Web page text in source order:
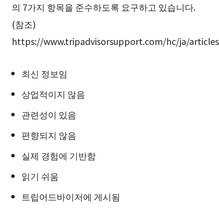
의 7가지 항목을 준수하도록 요구하고 있습니다.
(참조)
https://www.tripadvisorsupport.com/hc/ja/
최신 정보임
상업적이지 않음
관련성이 있음
편향되지 않음
실제 경험에 기반함
읽기 쉬움
트립어드바이저에 게시됨